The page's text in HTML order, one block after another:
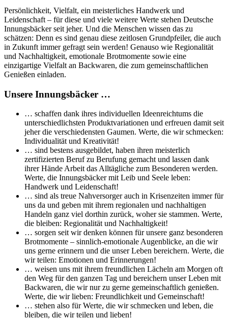
Persönlichkeit, Vielfalt, ein meisterliches Handwerk und
Leidenschaft – für diese und viele weitere Werte stehen Deutsche
Innungsbäcker seit jeher. Und die Menschen wissen das zu
schätzen: Denn es sind genau diese zeitlosen Grundpfeiler, die auch
in Zukunft immer gefragt sein werden! Genauso wie Regionalität
und Nachhaltigkeit, emotionale Brotmomente sowie eine
einzigartige Vielfalt an Backwaren, die zum gemeinschaftlichen
Genießen einladen.
Unsere Innungsbäcker …
… schaffen dank ihres individuellen Ideenreichtums die
unterschiedlichsten Produktvariationen und erfreuen damit seit
jeher die verschiedensten Gaumen. Werte, die wir schmecken:
Individualität und Kreativität!
… sind bestens ausgebildet, haben ihren meisterlich
zertifizierten Beruf zu Berufung gemacht und lassen dank
ihrer Hände Arbeit das Alltägliche zum Besonderen werden.
Werte, die Innungsbäcker mit Leib und Seele leben:
Handwerk und Leidenschaft!
… sind als treue Nahversorger auch in Krisenzeiten immer für
uns da und geben mit ihrem regionalen und nachhaltigen
Handeln ganz viel dorthin zurück, woher sie stammen. Werte,
die bleiben: Regionalität und Nachhaltigkeit!
… sorgen seit wir denken können für unsere ganz besonderen
Brotmomente – sinnlich-emotionale Augenblicke, an die wir
uns gerne erinnern und die unser Leben bereichern. Werte, die
wir teilen: Emotionen und Erinnerungen!
… weisen uns mit ihrem freundlichen Lächeln am Morgen oft
den Weg für den ganzen Tag und bereichern unser Leben mit
Backwaren, die wir nur zu gerne gemeinschaftlich genießen.
Werte, die wir lieben: Freundlichkeit und Gemeinschaft!
… stehen also für Werte, die wir schmecken und leben, die
bleiben, die wir teilen und lieben!